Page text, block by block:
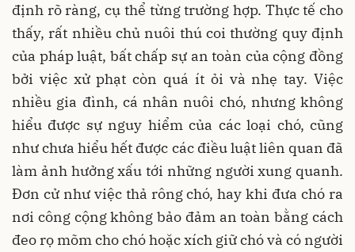
định rõ ràng, cụ thể từng trường hợp. Thực tế cho
thấy, rất nhiều chủ nuôi thú coi thường quy định
của pháp luật, bất chấp sự an toàn của cộng đồng
bởi việc xử phạt còn quá ít ỏi và nhẹ tay. Việc
nhiều gia đình, cá nhân nuôi chó, nhưng không
hiểu được sự nguy hiểm của các loại chó, cũng
như chưa hiểu hết được các điều luật liên quan đã
làm ảnh hưởng xấu tới những người xung quanh.
Đơn cử như việc thả rông chó, hay khi đưa chó ra
nơi công cộng không bảo đảm an toàn bằng cách
đeo rọ mõm cho chó hoặc xích giữ chó và có người